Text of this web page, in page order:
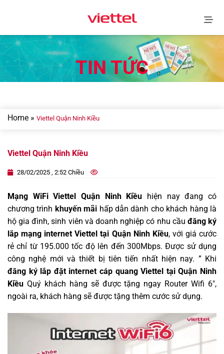
TIN TỨC
Home » Viettel Quận Ninh Kiều
Viettel Quận Ninh Kiều
28/02/2025 , 2:52 Chiều
Mạng WiFi Viettel Quận Ninh Kiều hiện nay đang có
chương trình khuyến mãi hấp dẫn dành cho khách hàng là
hộ gia đình, sinh viên và doanh nghiệp có nhu cầu đăng ký
lắp mạng internet Viettel tại Quận Ninh Kiều, với giá cước
rẻ chỉ từ 195.000 tốc độ lên đến 300Mbps. Được sử dụng
công nghệ mới và thiết bị tiên tiến nhất hiện nay. ” Khi
đăng ký lắp đặt internet cáp quang Viettel tại Quận Ninh
Kiều Quý khách hàng sẽ được tặng ngay Router Wifi 6″,
ngoài ra, khách hàng sẽ được tặng thêm cước sử dụng.